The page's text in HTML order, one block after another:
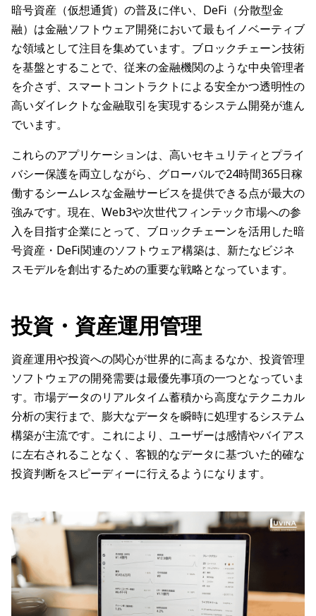
暗号資産（仮想通貨）の普及に伴い、DeFi（分散型金
融）は金融ソフトウェア開発において最もイノベーティブ
な領域として注目を集めています。ブロックチェーン技術
を基盤とすることで、従来の金融機関のような中央管理者
を介さず、スマートコントラクトによる安全かつ透明性の
高いダイレクトな金融取引を実現するシステム開発が進ん
でいます。
これらのアプリケーションは、高いセキュリティとプライ
バシー保護を両立しながら、グローバルで24時間365日稼
働するシームレスな金融サービスを提供できる点が最大の
強みです。現在、Web3や次世代フィンテック市場への参
入を目指す企業にとって、ブロックチェーンを活用した暗
号資産・DeFi関連のソフトウェア構築は、新たなビジネ
スモデルを創出するための重要な戦略となっています。
投資・資産運用管理
資産運用や投資への関心が世界的に高まるなか、投資管理
ソフトウェアの開発需要は最優先事項の一つとなっていま
す。市場データのリアルタイム蓄積から高度なテクニカル
分析の実行まで、膨大なデータを瞬時に処理するシステム
構築が主流です。これにより、ユーザーは感情やバイアス
に左右されることなく、客観的なデータに基づいた的確な
投資判断をスピーディーに行えるようになります。